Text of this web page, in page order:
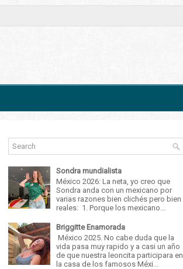
Sondra mundialista
México 2026: La neta, yo creo que
Sondra anda con un mexicano por
varias razones bien clichés pero bien
reales: 1. Porque los mexicano...
Briggitte Enamorada
México 2025. No cabe duda que la
vida pasa muy rapido y a casi un año
de que nuestra leoncita participara en
la casa de los famosos Méxi...